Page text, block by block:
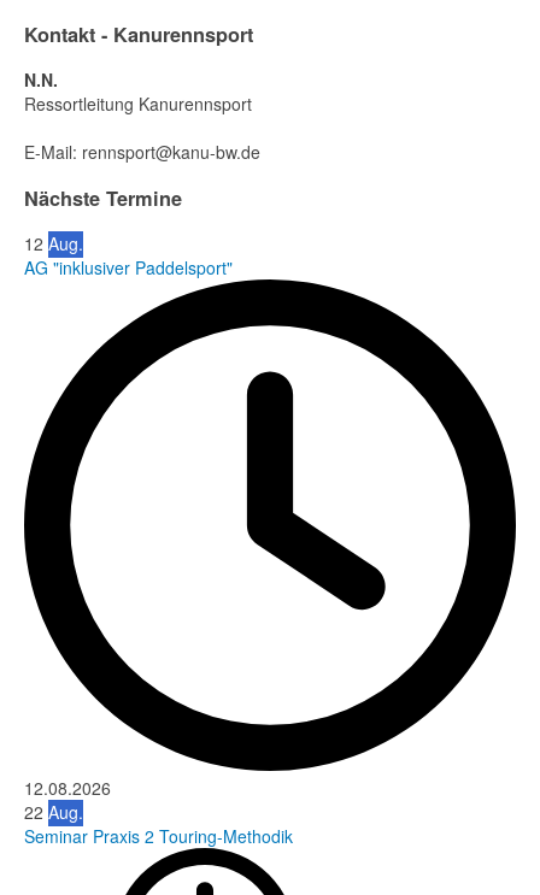
Kontakt - Kanurennsport
N.N.
Ressortleitung Kanurennsport
E-Mail: rennsport@kanu-bw.de
Nächste Termine
12 Aug.
AG "inklusiver Paddelsport"
12.08.2026
22 Aug.
Seminar Praxis 2 Touring-Methodik